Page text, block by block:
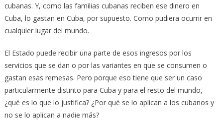
cubanas. Y, como las familias cubanas reciben ese dinero en
Cuba, lo gastan en Cuba, por supuesto. Como pudiera ocurrir en
cualquier lugar del mundo.
El Estado puede recibir una parte de esos ingresos por los
servicios que se dan o por las variantes en que se consumen o
gastan esas remesas. Pero porque eso tiene que ser un caso
particularmente distinto para Cuba y para el resto del mundo,
¿qué es lo que lo justifica? ¿Por qué se lo aplican a los cubanos y
no se lo aplican a nadie más?